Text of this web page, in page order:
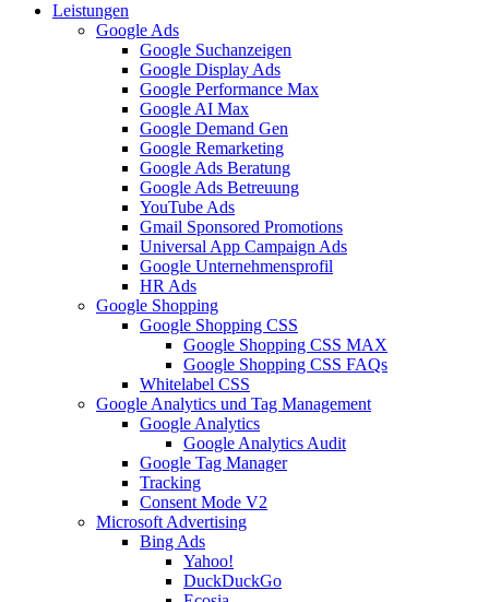
Leistungen
Google Ads
Google Suchanzeigen
Google Display Ads
Google Performance Max
Google AI Max
Google Demand Gen
Google Remarketing
Google Ads Beratung
Google Ads Betreuung
YouTube Ads
Gmail Sponsored Promotions
Universal App Campaign Ads
Google Unternehmensprofil
HR Ads
Google Shopping
Google Shopping CSS
Google Shopping CSS MAX
Google Shopping CSS FAQs
Whitelabel CSS
Google Analytics und Tag Management
Google Analytics
Google Analytics Audit
Google Tag Manager
Tracking
Consent Mode V2
Microsoft Advertising
Bing Ads
Yahoo!
DuckDuckGo